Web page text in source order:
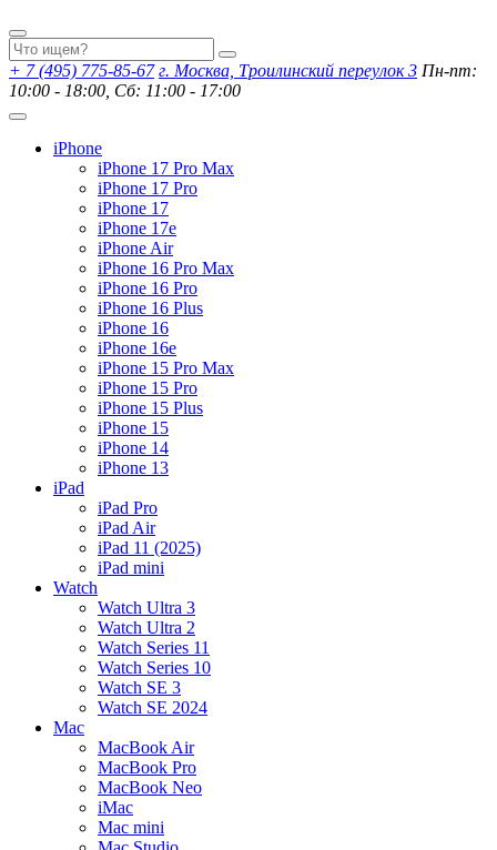
+ 7 (495) 775-85-67 г. Москва, Троилинский переулок 3 Пн-пт:
10:00 - 18:00, Сб: 11:00 - 17:00
iPhone
iPhone 17 Pro Max
iPhone 17 Pro
iPhone 17
iPhone 17e
iPhone Air
iPhone 16 Pro Max
iPhone 16 Pro
iPhone 16 Plus
iPhone 16
iPhone 16e
iPhone 15 Pro Max
iPhone 15 Pro
iPhone 15 Plus
iPhone 15
iPhone 14
iPhone 13
iPad
iPad Pro
iPad Air
iPad 11 (2025)
iPad mini
Watch
Watch Ultra 3
Watch Ultra 2
Watch Series 11
Watch Series 10
Watch SE 3
Watch SE 2024
Mac
MacBook Air
MacBook Pro
MacBook Neo
iMac
Mac mini